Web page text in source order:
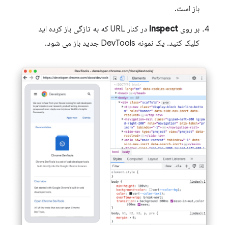
باز است.
بر روی Inspect
در کنار URL که به تازگی باز کرده اید
کلیک کنید. یک نمونه DevTools جدید باز می شود.